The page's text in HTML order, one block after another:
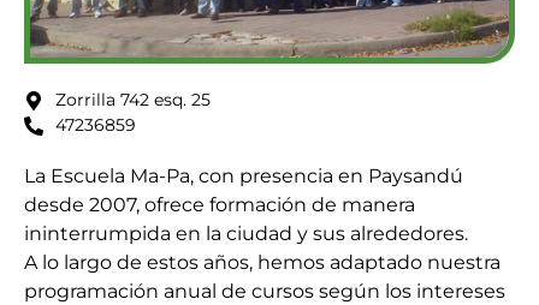
Zorrilla 742 esq. 25
47236859
La Escuela Ma-Pa, con presencia en Paysandú
desde 2007, ofrece formación de manera
ininterrumpida en la ciudad y sus alrededores.
A lo largo de estos años, hemos adaptado nuestra
programación anual de cursos según los intereses